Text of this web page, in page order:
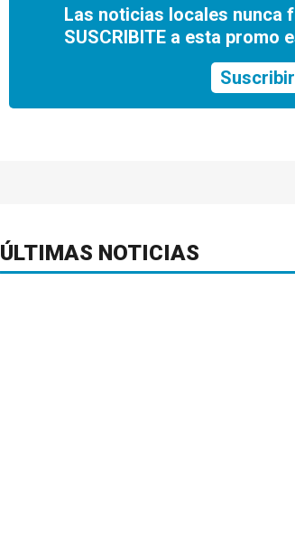
Las noticias locales nunca
SUSCRIBITE a esta promo
ÚLTIMAS NOTICIAS